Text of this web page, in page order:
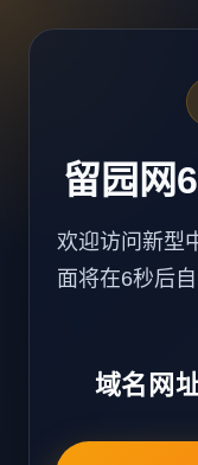
留园网
欢迎访问新型
面将在6秒后
域名网址